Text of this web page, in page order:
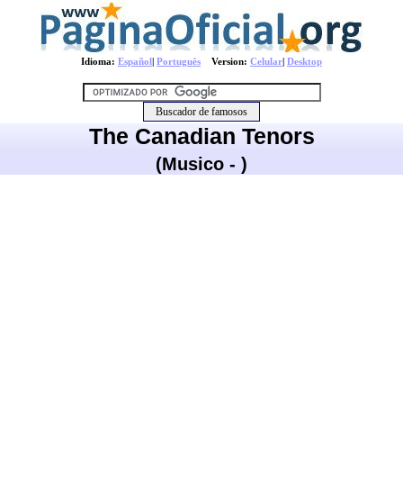
Idioma: Español| Português Version: Celular| Desktop
The Canadian Tenors
(Musico - )